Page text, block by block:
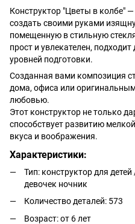
Конструктор "Цветы в колбе"
создать своими руками
помещенную в стильную
прост и увлекателен,
уровней подготовки.
Созданная вами композиция
дома, офиса или
любовью.
Этот конструктор не только
способствует развитию
вкуса и воображения.
Характеристики:
Тип: конструктор для
девочек ночник
Количество деталей: 573
Возраст: от 6 лет